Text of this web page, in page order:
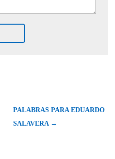
PALABRAS PARA EDUARDO
SALAVERA →